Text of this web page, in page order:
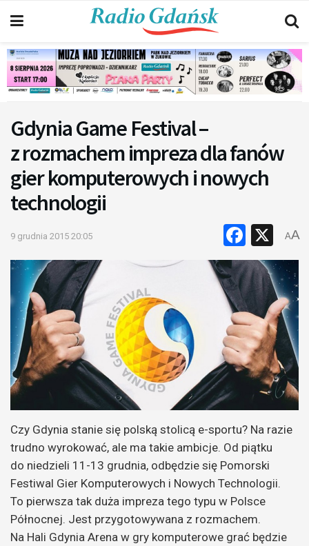
Gdynia Game Festival –
z rozmachem impreza dla fanów
gier komputerowych i nowych
technologii
9 grudnia 2015 20:05 X
AA
Czy Gdynia stanie się polską stolicą e-sportu? Na razie
trudno wyrokować, ale ma takie ambicje. Od piątku
do niedzieli 11-13 grudnia, odbędzie się Pomorski
Festiwal Gier Komputerowych i Nowych Technologii.
To pierwsza tak duża impreza tego typu w Polsce
Północnej. Jest przygotowywana z rozmachem.
Na Hali Gdynia Arena w gry komputerowe grać będzie